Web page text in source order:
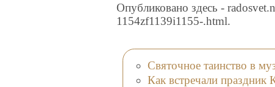
Опубликовано здесь -
1154zf1139i1155-.html.
Святочное таинство в
Как встречали праздник